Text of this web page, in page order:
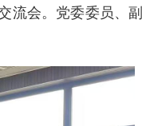
流会。党委委员、